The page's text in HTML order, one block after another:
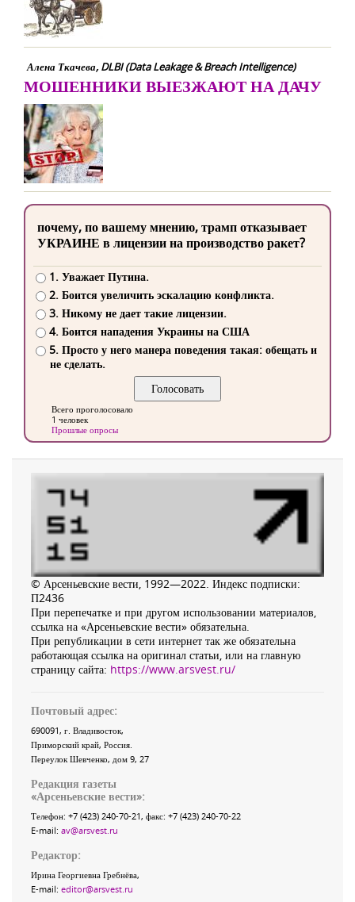
Алена Ткачева, DLBI (Data Leakage & Breach Intelligence)
МОШЕННИКИ ВЫЕЗЖАЮТ НА ДАЧУ
почему, по вашему мнению, трамп отказывает
УКРАИНЕ в лицензии на производство ракет?
1. Уважает Путина.
2. Боится увеличить эскалацию конфликта.
3. Никому не дает такие лицензии.
4. Боится нападения Украины на США
5. Просто у него манера поведения такая: обещать и
не сделать.
Всего проголосовало
1 человек
Прошлые опросы
© Арсеньевские вести, 1992—2022. Индекс подписки:
П2436
При перепечатке и при другом использовании материалов,
ссылка на «Арсеньевские вести» обязательна.
При републикации в сети интернет так же обязательна
работающая ссылка на оригинал статьи, или на главную
страницу сайта: https://www.arsvest.ru/
Почтовый адрес:
690091, г. Владивосток,
Приморский край, Россия
Переулок Шевченко, дом 9, 27
Редакция газеты
«Арсеньевские вести»:
Телефон: +7 (423) 240-70-21, факс: +7 (423) 240-70-22
E-mail: av@arsvest.ru
Редактор:
Ирина Георгиевна Гребнёва,
E-mail: editor@arsvest.ru